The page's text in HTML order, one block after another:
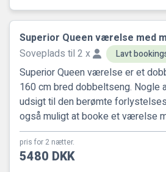
Superior Queen værelse med
Soveplads til 2 x
Lavt
Superior Queen værelse er et
160 cm bred dobbeltseng. Nogle
udsigt til den berømte
også muligt at booke et værelse
pris for 2 nætter.
5480 DKK